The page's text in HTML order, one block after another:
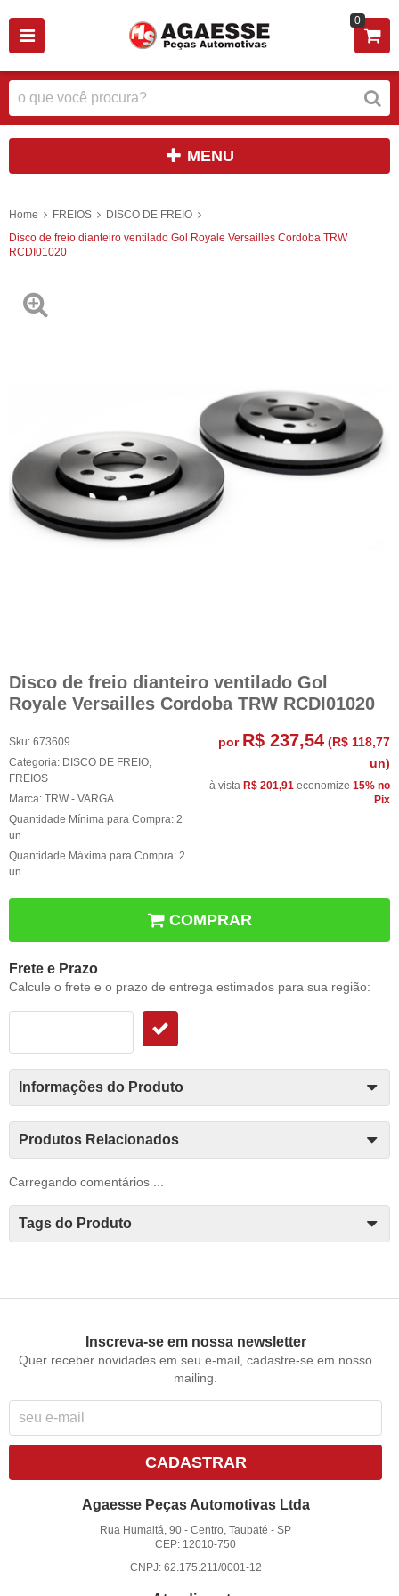
0
MENU
Home FREIOS
DISCO DE FREIO
Disco de freio dianteiro ventilado Gol Royale Versailles Cordoba TRW
RCDI01020
Disco de freio dianteiro ventilado Gol
Royale Versailles Cordoba TRW RCDI01020
Sku: 673609
Categoria: DISCO DE FREIO,
FREIOS
Marca: TRW - VARGA
Quantidade Mínima para Compra: 2
un
Quantidade Máxima para Compra: 2
un
por R$ 237,54 (R$ 118,77
un)
à vista R$ 201,91 economize 15% no
Pix
COMPRAR
Frete e Prazo
Calcule o frete e o prazo de entrega estimados para sua região:
Informações do Produto
Produtos Relacionados
Carregando comentários ...
Tags do Produto
Inscreva-se em nossa newsletter
Quer receber novidades em seu e-mail, cadastre-se em nosso
mailing.
CADASTRAR
Agaesse Peças Automotivas Ltda
Rua Humaitá, 90 -Centro, Taubaté -SP
CEP: 12010-750
CNPJ: 62.175.211/0001-12